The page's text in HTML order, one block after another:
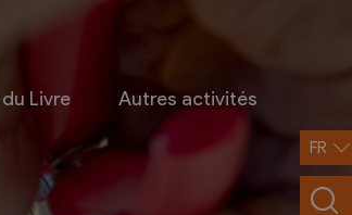
Livre Autres activités
FR